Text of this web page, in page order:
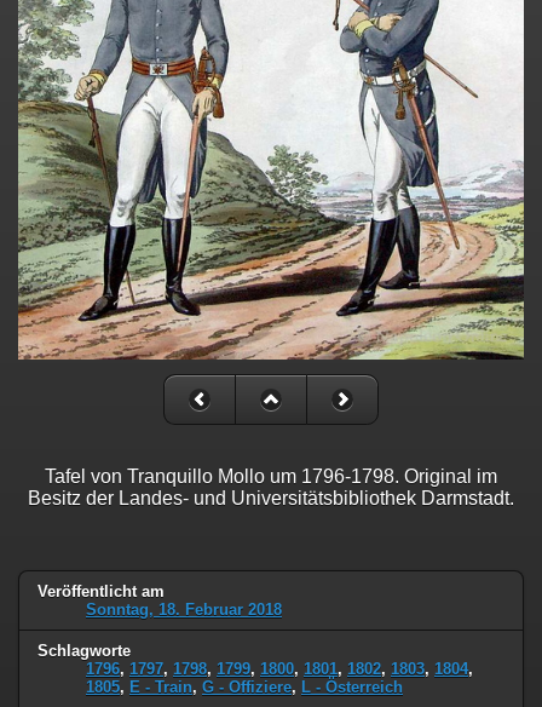
Tafel von Tranquillo Mollo um 1796-1798. Original im
Besitz der Landes- und Universitätsbibliothek Darmstadt.
Veröffentlicht am
Sonntag, 18. Februar 2018
Schlagworte
1796, 1797, 1798, 1799, 1800, 1801, 1802, 1803, 1804,
1805, E - Train, G - Offiziere, L - Österreich